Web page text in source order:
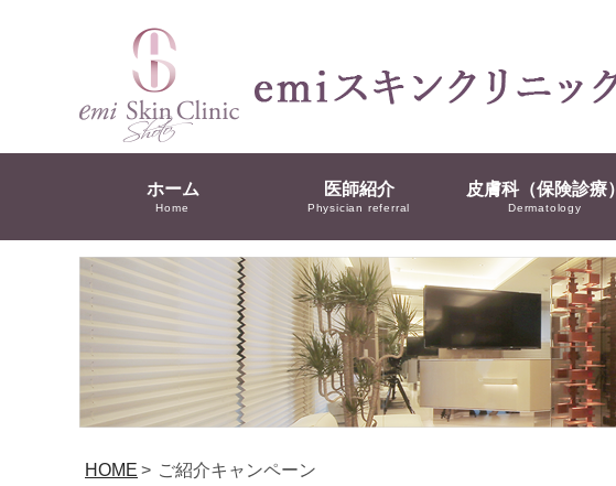
ホーム
Home
医師紹介
Physician referral
皮膚科（保険診療）
Dermatology
HOME > ご紹介キャンペーン